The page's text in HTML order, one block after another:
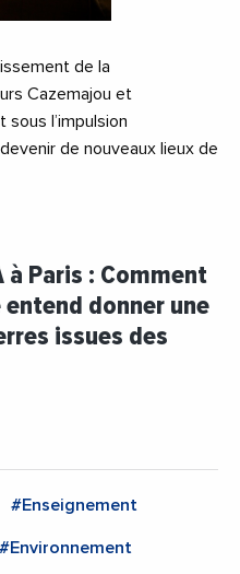
de la
Cazemajou et
sous l’impulsion
de nouveaux lieux de
à Paris : Comment
donner une
issues des
#Enseignement
#Environnement